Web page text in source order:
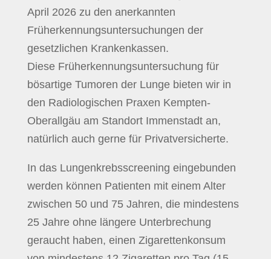
April 2026 zu den anerkannten
Früherkennungsuntersuchungen der
gesetzlichen Krankenkassen.
Diese Früherkennungsuntersuchung für
bösartige Tumoren der Lunge bieten wir in
den Radiologischen Praxen Kempten-
Oberallgäu am Standort Immenstadt an,
natürlich auch gerne für Privatversicherte.
In das Lungenkrebsscreening eingebunden
werden können Patienten mit einem Alter
zwischen 50 und 75 Jahren, die mindestens
25 Jahre ohne längere Unterbrechung
geraucht haben, einen Zigarettenkonsum